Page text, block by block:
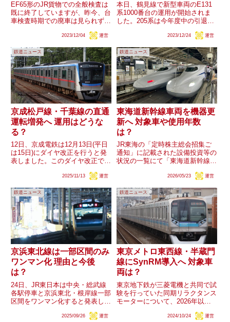
EF65形のJR貨物での全般検査は
既に終了していますが、昨今、台
車検査時期での廃車は見られず、
が基本となっています。車両の解
体も進んでいません。JR貨物で
も車体を極力温存させる動きとな
っていますが、2024年度...
2023/12/04 運営
本日、鶴見線で新型車両のE131
系1000番台の運用が開始されま
した。205系は今年度中の引退が
れたナハT18編成に続き、残りの
編成も順次運用を離脱することが
見込まれます。各編成は今後どの
ような動きが発生するで...
2023/12/24 運営
鉄道ニュース
京成松戸線・千葉線の直通
運転増発へ 運用はどうな
る？
12日、京成電鉄は12月13日(平日
は15日)にダイヤ改正を行うと発
表しました。このダイヤ改正では
線の直通運転を朝・夕各2本増発
は朝は下りのみ、夕方は上りのみ
となっています。このダ...
2025/11/13 運営
鉄道ニュース
東海道新幹線車両を機器更
新へ 対象車や使用年数
は？
JR東海の「定時株主総会招集ご
通知」に記載された設備投資等の
状況の一覧にて「東海道新幹線車
新等」との記載がされました。現
N700A(スモールA)の廃車が進ん
でいますが、今回示された機器...
2026/05/23 運営
鉄道ニュース
京浜東北線は一部区間のみ
ワンマン化 理由と今後
は？
24日、JR東日本は中央・総武線
各駅停車と京浜東北・根岸線一部
区間をワンマン化すると発表しま
蒲田〜南浦和間が現時点でワンマ
2025/09/26 運営
鉄道ニュース
東京メトロ東西線・半蔵門
線にSynRM導入へ 対象車
両は？
東京地下鉄が三菱電機と共同で試
験を行っていた同期リラクタンス
モーターについて、2026年以降
線車両へ、それぞれ導入する納入
2024/10/24 運営